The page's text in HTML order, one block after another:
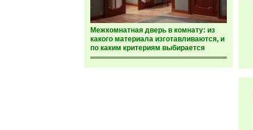
Межкомнатная дверь в комнату: из
какого материала изготавливаются, и
по каким критериям выбирается